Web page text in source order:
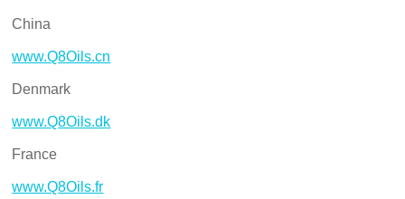
China
www.Q8Oils.cn
Denmark
www.Q8Oils.dk
France
www.Q8Oils.fr